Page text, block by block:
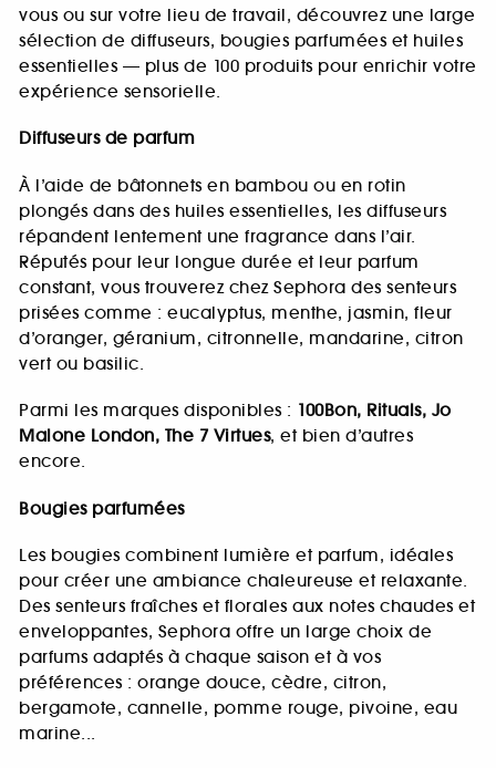
vous ou sur votre lieu de travail, découvrez une large
sélection de diffuseurs, bougies parfumées et huiles
essentielles — plus de 100 produits pour enrichir votre
expérience sensorielle.
Diffuseurs de parfum
À l’aide de bâtonnets en bambou ou en rotin
plongés dans des huiles essentielles, les diffuseurs
répandent lentement une fragrance dans l’air.
Réputés pour leur longue durée et leur parfum
constant, vous trouverez chez Sephora des senteurs
prisées comme : eucalyptus, menthe, jasmin, fleur
d’oranger, géranium, citronnelle, mandarine, citron
vert ou basilic.
Parmi les marques disponibles : 100Bon, Rituals, Jo
Malone London, The 7 Virtues, et bien d’autres
encore.
Bougies parfumées
Les bougies combinent lumière et parfum, idéales
pour créer une ambiance chaleureuse et relaxante.
Des senteurs fraîches et florales aux notes chaudes et
enveloppantes, Sephora offre un large choix de
parfums adaptés à chaque saison et à vos
préférences : orange douce, cèdre, citron,
bergamote, cannelle, pomme rouge, pivoine, eau
marine...